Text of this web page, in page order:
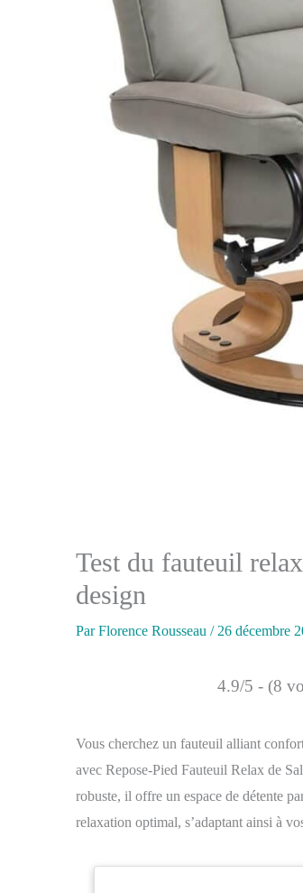
Test du fauteuil
design
ParFlorence Rousseau / 26 décembre
4.9/5 - (8
Vous cherchez un fauteuil alliant
avec Repose-Pied Fauteuil Relax de
robuste, il offre un espace de détente
relaxation optimal, s’adaptant ainsi à